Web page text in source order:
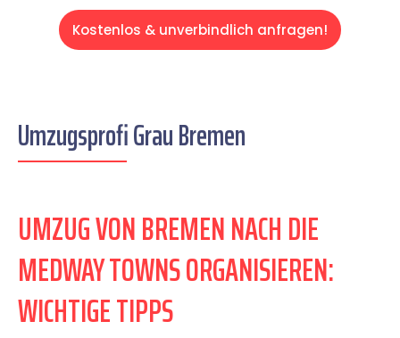
Kostenlos & unverbindlich anfragen!
Umzugsprofi Grau Bremen
UMZUG VON BREMEN NACH DIE
MEDWAY TOWNS ORGANISIEREN:
WICHTIGE TIPPS